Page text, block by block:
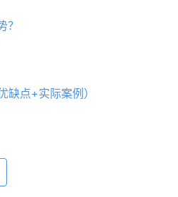
缺点+实际案例）